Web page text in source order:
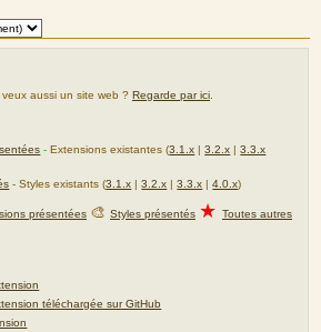
aussi un site web ? Regarde par ici
-Extensions existantes (3.1.x |3.2.x |3.3.x
- Styles existants (3.1.x |3.2.x |3.3.x |4.0.x)
présentées 🎨 Styles présentés ★ Toutes autres
téléchargée sur GitHub